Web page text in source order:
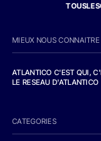
MIEUX NOUS CONNAITRE
ATLANTICO C'EST QUI,
LE RESEAU D'ATLANTICO
CATEGORIES